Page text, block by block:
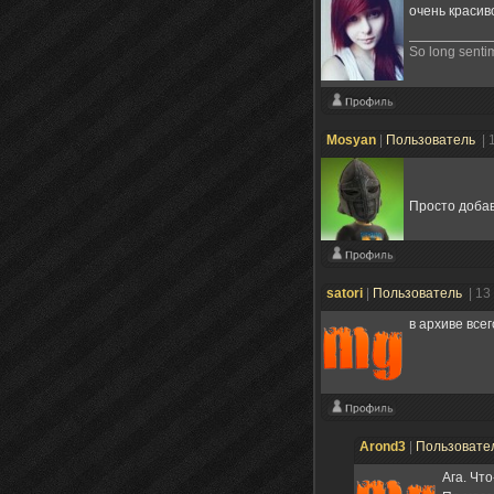
очень
So long
Mosyan Пользователь |
Просто
satori Пользователь
|
в архиве
Arond3
Ага.